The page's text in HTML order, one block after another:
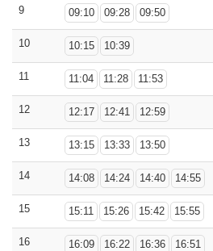
9 09:10 09:28 09:50
10 10:15 10:39
11 11:04 11:28 11:53
12 12:17 12:41 12:59
13 13:15 13:33 13:50
14 14:08 14:24 14:40 14:55
15 15:11 15:26 15:42 15:55
16 16:09 16:22 16:36 16:51